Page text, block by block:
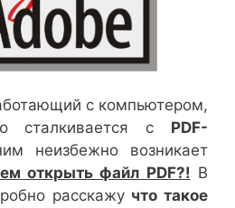
с компьютером,
сталкивается с PDF-
неизбежно возникает
открыть файл PDF?! В
расскажучто такое